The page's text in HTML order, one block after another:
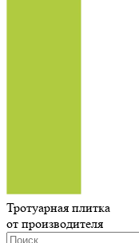
Тротуарная плитка
от производителя